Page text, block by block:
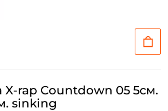
X-rap Countdown 05 5см.
sinking